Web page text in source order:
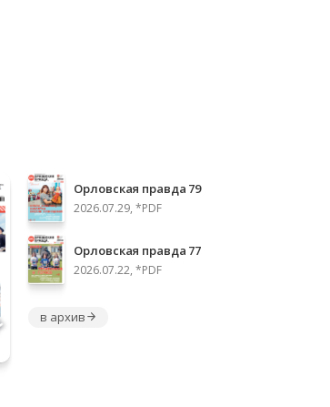
Орловская правда 79
2026.07.29, *PDF
Орловская правда 77
2026.07.22, *PDF
в архив